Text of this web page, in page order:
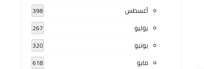
أغسطس 398
يوليو 267
يونيو 320
مايو 618